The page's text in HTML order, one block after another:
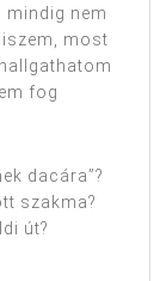
mindig nem
most
fog
dacára”?
szakma?
út?